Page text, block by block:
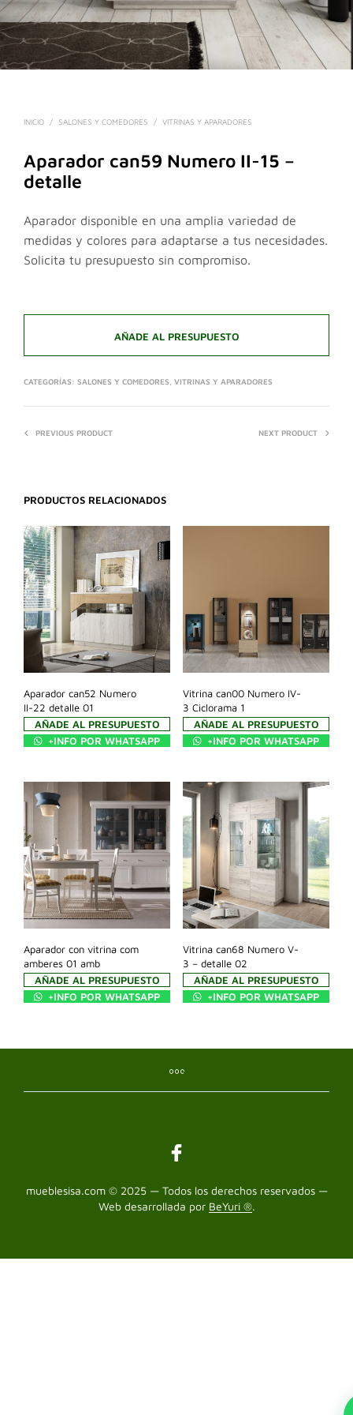
INICIO / SALONES Y COMEDORES / VITRINAS Y APARADORES
Aparador can59 Numero II-15 –
detalle
Aparador disponible en una amplia variedad de
medidas y colores para adaptarse a tus necesidades.
Solicita tu presupuesto sin compromiso.
AÑADE AL PRESUPUESTO
CATEGORÍAS: SALONES Y COMEDORES VITRINAS Y APARADORES
PREVIOUS PRODUCT NEXT PRODUCT
PRODUCTOS RELACIONADOS
Aparador can52 Numero
II-22 detalle 01
AÑADE AL PRESUPUESTO
+INFO POR WHATSAPP
Vitrina can00 Numero IV-
3 Ciclorama 1
AÑADE AL PRESUPUESTO
+INFO POR WHATSAPP
Aparador con vitrina com
amberes 01 amb
AÑADE AL PRESUPUESTO
+INFO POR WHATSAPP
Vitrina can68 Numero V-
3 – detalle 02
AÑADE AL PRESUPUESTO
+INFO POR WHATSAPP
mueblesisa.com © 2025 — Todos los derechos reservados —
Web desarrollada por BeYuri ®.